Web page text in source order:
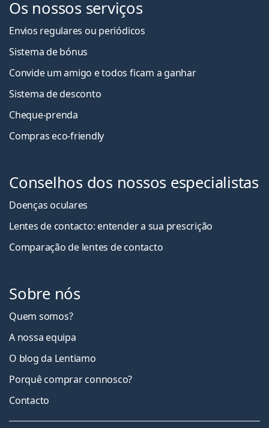
Os nossos serviços
Envios regulares ou periódicos
Sistema de bónus
Convide um amigo e todos ficam a ganhar
Sistema de desconto
Cheque-prenda
Compras eco-friendly
Conselhos dos nossos especialistas
Doenças oculares
Lentes de contacto: entender a sua prescrição
Comparação de lentes de contacto
Sobre nós
Quem somos?
A nossa equipa
O blog da Lentiamo
Porquê comprar connosco?
Contacto